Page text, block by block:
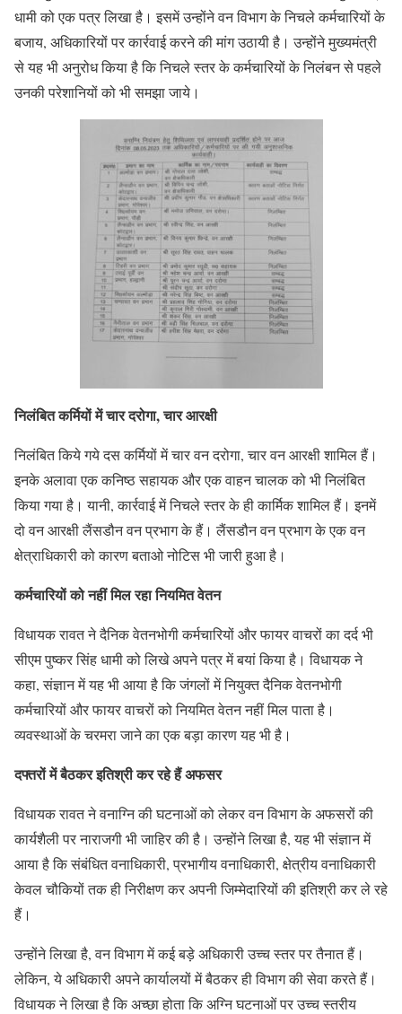
धामी को एक पत्र लिखा है। इसमें उन्होंने वन विभाग के निचले कर्मचारियों के
बजाय, अधिकारियों पर कार्रवाई करने की मांग उठायी है। उन्होंने मुख्यमंत्री
से यह भी अनुरोध किया है कि निचले स्तर के कर्मचारियों के निलंबन से पहले
उनकी परेशानियों को भी समझा जाये।
निलंबित कर्मियों में चार दरोगा, चार आरक्षी
निलंबित किये गये दस कर्मियों में चार वन दरोगा, चार वन आरक्षी शामिल हैं।
इनके अलावा एक कनिष्ठ सहायक और एक वाहन चालक को भी निलंबित
किया गया है। यानी, कार्रवाई में निचले स्तर के ही कार्मिक शामिल हैं। इनमें
दो वन आरक्षी लैंसडौन वन प्रभाग के हैं। लैंसडौन वन प्रभाग के एक वन
क्षेत्राधिकारी को कारण बताओ नोटिस भी जारी हुआ है।
कर्मचारियों को नहीं मिल रहा नियमित वेतन
विधायक रावत ने दैनिक वेतनभोगी कर्मचारियों और फायर वाचरों का दर्द भी
सीएम पुष्कर सिंह धामी को लिखे अपने पत्र में बयां किया है। विधायक ने
कहा, संज्ञान में यह भी आया है कि जंगलों में नियुक्त दैनिक वेतनभोगी
कर्मचारियों और फायर वाचरों को नियमित वेतन नहीं मिल पाता है।
व्यवस्थाओं के चरमरा जाने का एक बड़ा कारण यह भी है।
दफ्तरों में बैठकर इतिश्री कर रहे हैं अफसर
विधायक रावत ने वनाग्नि की घटनाओं को लेकर वन विभाग के अफसरों की
कार्यशैली पर नाराजगी भी जाहिर की है। उन्होंने लिखा है, यह भी संज्ञान में
आया है कि संबंधित वनाधिकारी, प्रभागीय वनाधिकारी, क्षेत्रीय वनाधिकारी
केवल चौकियों तक ही निरीक्षण कर अपनी जिम्मेदारियों की इतिश्री कर ले रहे
हैं।
उन्होंने लिखा है, वन विभाग में कई बड़े अधिकारी उच्च स्तर पर तैनात हैं।
लेकिन, ये अधिकारी अपने कार्यालयों में बैठकर ही विभाग की सेवा करते हैं।
विधायक ने लिखा है कि अच्छा होता कि अग्नि घटनाओं पर उच्च स्तरीय